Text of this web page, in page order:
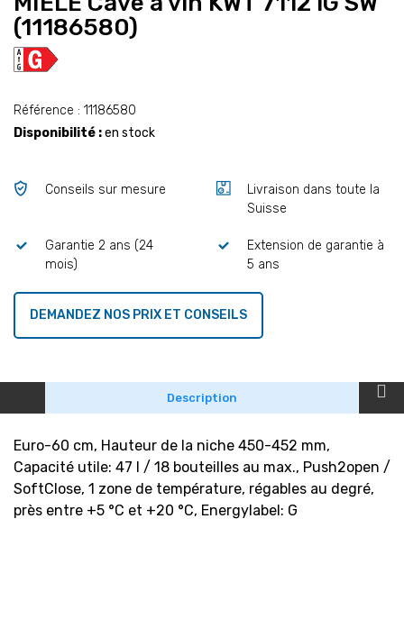
(11186580)
Référence : 11186580
Disponibilité :en stock
Conseils sur mesure
Livraison dans toute la
Suisse
Garantie 2 ans (24
mois)
Extension de garantie à
5 ans
DEMANDEZ NOS PRIX ET CONSEILS
Description
Euro-60 cm, Hauteur de la niche 450-452 mm,
Capacité utile: 47 l / 18 bouteilles au max., Push2open /
SoftClose, 1 zone de température, régables au degré,
près entre +5 °C et +20 °C, Energylabel: G